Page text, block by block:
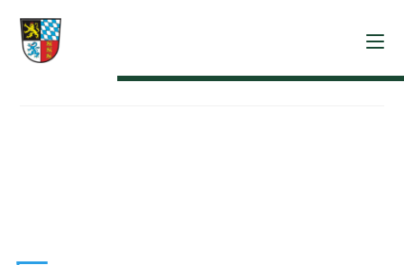
Versuchsbericht 2022